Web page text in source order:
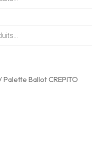
/ Palette Ballot CREPITO